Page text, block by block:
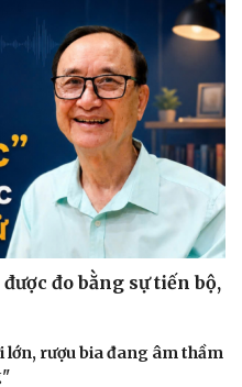
đo bằng sự tiến bộ,
lớn, rượu bia đang âm thầm